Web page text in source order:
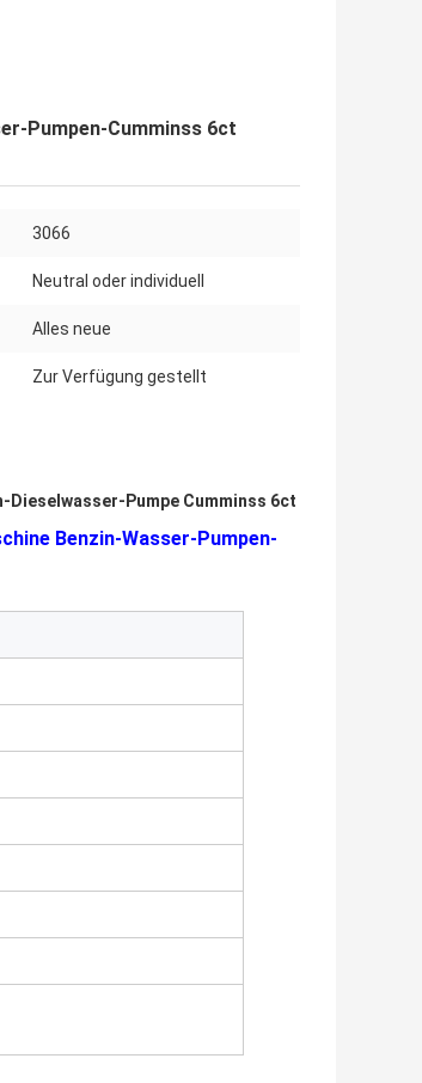
Pumpen-Cumminss 6ct
3066
Neutral oder individuell
Alles neue
Zur Verfügung gestellt
Dieselwasser-Pumpe Cumminss 6ct
Benzin-Wasser-Pumpen-